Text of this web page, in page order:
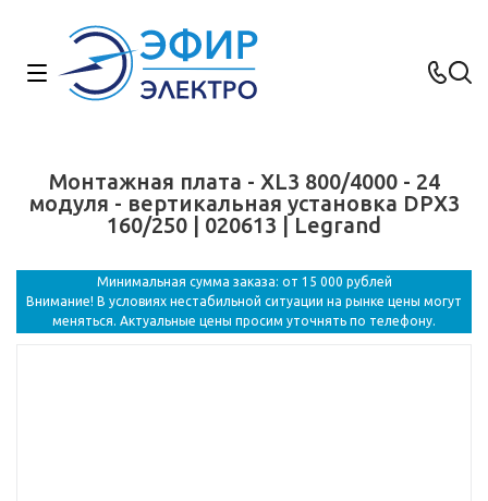
Монтажная плата - XL3 800/4000 - 24
модуля - вертикальная установка DPX3
160/250 | 020613 | Legrand
Минимальная сумма заказа: от 15 000 рублей
Внимание! В условиях нестабильной ситуации на рынке цены могут
меняться. Актуальные цены просим уточнять по телефону.